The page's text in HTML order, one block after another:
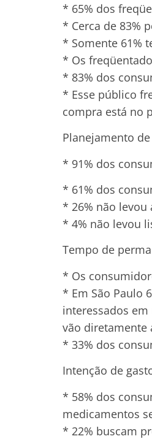
* 65% dos
* Cerca de 83%
* Somente 61%
* Os
* 83% dos
* Esse público
compra está no
Planejamento
* 91% dos
* 61% dos
* 26% não levou
* 4% não levou
Tempo de
* Os
* Em São Paulo
interessados
vão diretamente
* 33% dos
Intenção de
* 58% dos
medicamentos
* 22% buscam